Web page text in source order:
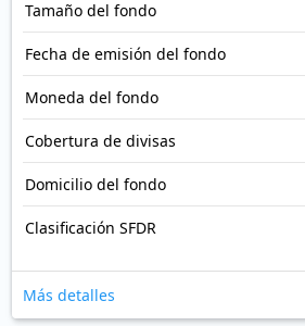
Tamaño del fondo
Fecha de emisión del fondo
Moneda del fondo
Cobertura de divisas
Domicilio del fondo
Clasificación SFDR
Más detalles